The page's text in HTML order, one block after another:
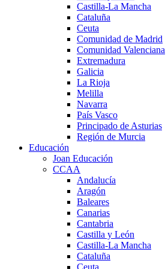
Castilla-La Mancha
Cataluña
Ceuta
Comunidad de Madrid
Comunidad Valenciana
Extremadura
Galicia
La Rioja
Melilla
Navarra
País Vasco
Principado de Asturias
Región de Murcia
Educación
Joan Educación
CCAA
Andalucía
Aragón
Baleares
Canarias
Cantabria
Castilla y León
Castilla-La Mancha
Cataluña
Ceuta